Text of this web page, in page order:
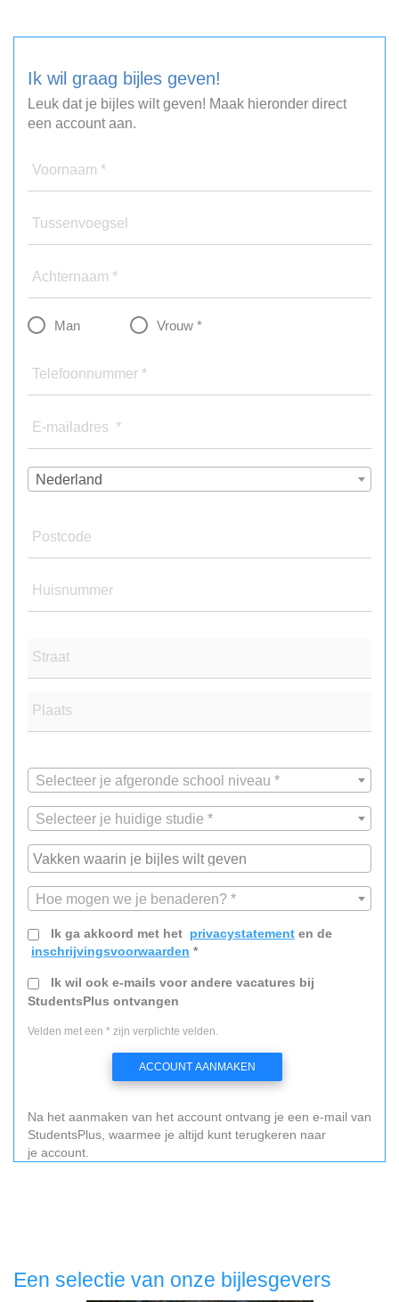
Ik wil graag bijles geven!
Leuk dat je bijles wilt geven! Maak hieronder direct
een account aan.
Voornaam *
Tussenvoegsel
Achternaam *
Man Vrouw *
Telefoonnummer *
E-mailadres *
Nederland
Postcode
Huisnummer
Straat
Plaats
Selecteer je afgeronde school niveau *
Selecteer je huidige studie *
Hoe mogen we je benaderen? *
Ik ga akkoord met het privacystatement en de
inschrijvingsvoorwaarden *
Ik wil ook e-mails voor andere vacatures bij
StudentsPlus ontvangen
Velden met een * zijn verplichte velden.
ACCOUNT AANMAKEN
Na het aanmaken van het account ontvang je een e-mail van
StudentsPlus, waarmee je altijd kunt terugkeren naar
je account.
Een selectie van onze bijlesgevers